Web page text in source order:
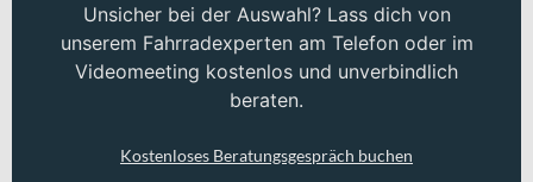
Unsicher bei der Auswahl? Lass dich von
unserem Fahrradexperten am Telefon oder im
Videomeeting kostenlos und unverbindlich
beraten.
Kostenloses Beratungsgespräch buchen